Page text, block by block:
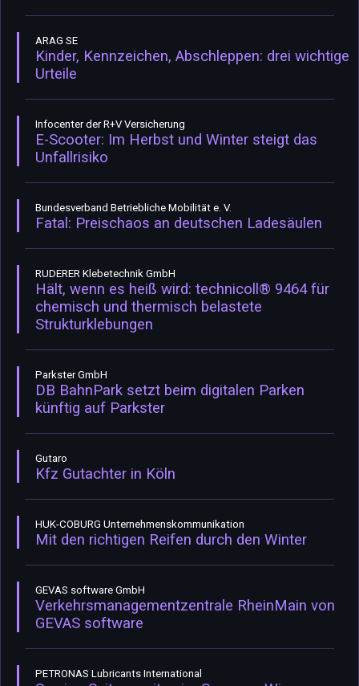
ARAG SE
Kinder, Kennzeichen, Abschleppen: drei wichtige
Urteile
Infocenter der R+V Versicherung
E-Scooter: Im Herbst und Winter steigt das
Unfallrisiko
Bundesverband Betriebliche Mobilität e. V.
Fatal: Preischaos an deutschen Ladesäulen
RUDERER Klebetechnik GmbH
Hält, wenn es heiß wird: technicoll® 9464 für
chemisch und thermisch belastete
Strukturklebungen
Parkster GmbH
DB BahnPark setzt beim digitalen Parken
künftig auf Parkster
Gutaro
Kfz Gutachter in Köln
HUK-COBURG Unternehmenskommunikation
Mit den richtigen Reifen durch den Winter
GEVAS software GmbH
Verkehrsmanagementzentrale RheinMain von
GEVAS software
PETRONAS Lubricants International